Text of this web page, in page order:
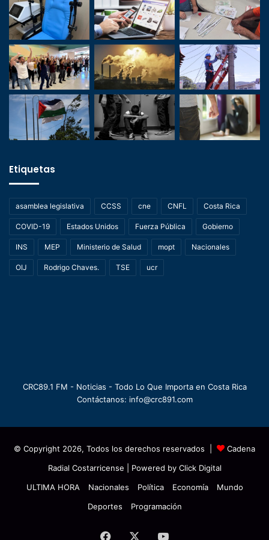
Etiquetas
asamblea legislativa CCSS cne CNFL Costa Rica
COVID-19 Estados Unidos Fuerza Pública Gobierno
INS MEP Ministerio de Salud mopt Nacionales
OIJ Rodrigo Chaves. TSE ucr
CRC89.1 FM - Noticias - Todo Lo Que Importa en Costa Rica
Contáctanos: info@crc891.com
© Copyright 2026, Todos los derechos reservados |
Cadena
Radial Costarricense | Powered by Click Digital
ULTIMA HORA
Nacionales Política Economía
Mundo
Deportes
Programación
Facebook